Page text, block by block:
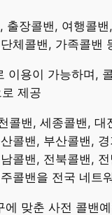
출장콜밴, 여행콜
체콜밴, 가족콜밴
이용이 가능하며,
제공
콜밴, 세종콜밴, 대
콜밴, 부산콜밴,
콜밴, 전북콜밴,
콜밴을 전국 네트
에 맞춘 사전 콜밴